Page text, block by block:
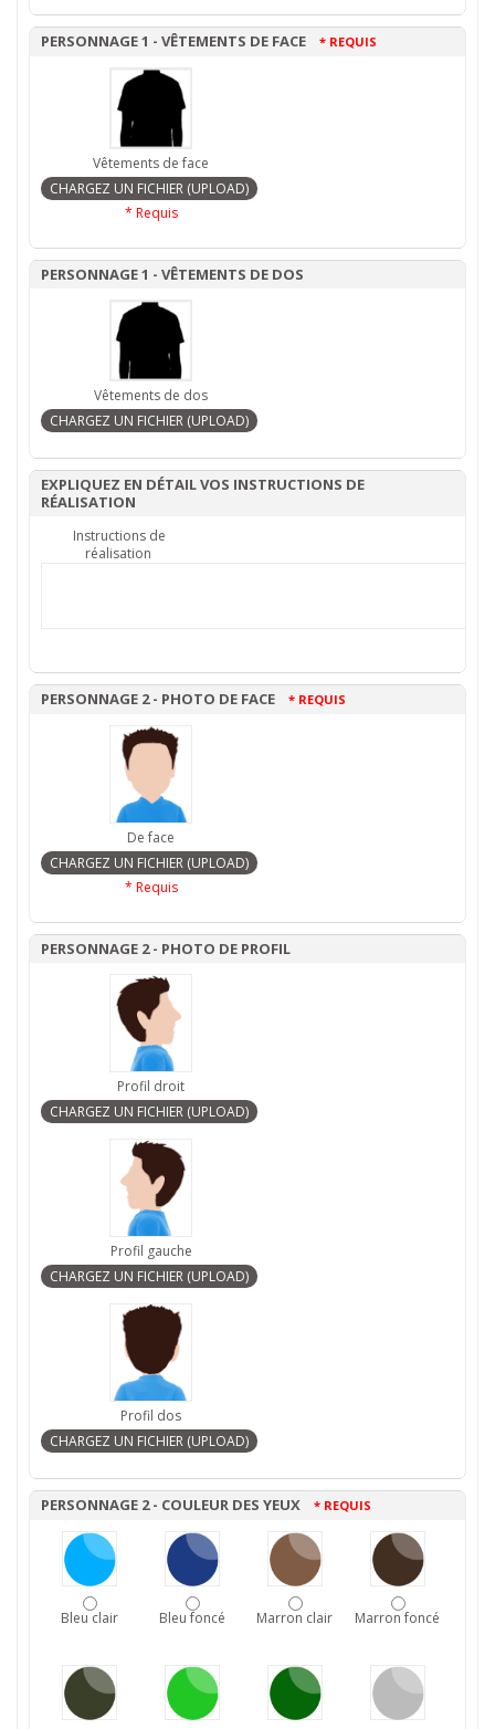
PERSONNAGE 1 - VÊTEMENTS DE FACE * REQUIS
Vêtements de face
* Requis
PERSONNAGE 1 - VÊTEMENTS DE DOS
Vêtements de dos
EXPLIQUEZ EN DÉTAIL VOS INSTRUCTIONS DE
RÉALISATION
Instructions de
réalisation
PERSONNAGE 2 - PHOTO DE FACE * REQUIS
De face
* Requis
PERSONNAGE 2 - PHOTO DE PROFIL
Profil droit
Profil gauche
Profil dos
PERSONNAGE 2 - COULEUR DES YEUX * REQUIS
Bleu clair Bleu foncé Marron clair Marron foncé